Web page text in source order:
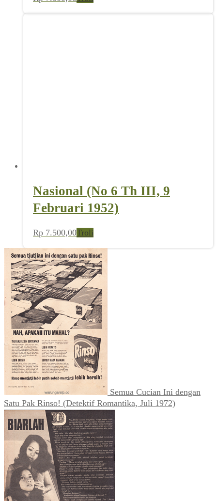
Nasional (No 6 Th III, 9
Februari 1952)
Rp 7.500,00Troli
Semua Cucian Ini dengan
Satu Pak Rinso! (Detektif Romantika, Juli 1972)